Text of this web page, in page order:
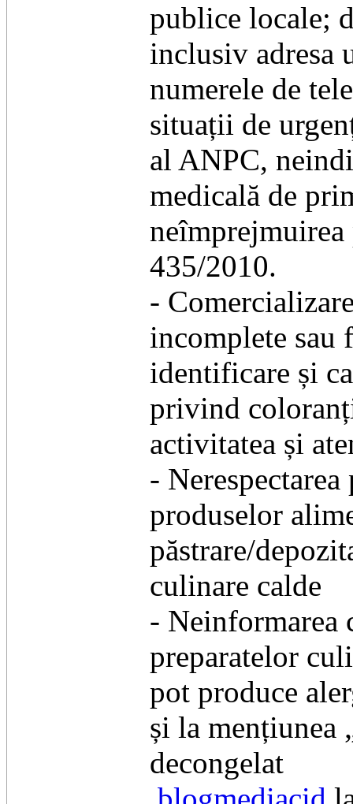
publice locale;
inclusiv adresa
numerele de
situații de
al ANPC,
medicală de
435/2010.
-
incomplete sau
identificare și
privind
activitatea și
-
produselor
păstrare/
culinare calde
- Neinformarea
preparatelor
pot produce
și la mențiunea
decongelat